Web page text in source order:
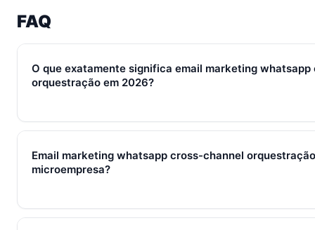
FAQ
O que exatamente significa email marketing
orquestração em 2026?
Em 2026, email marketing whatsapp cross-channel
fechamento e pós-venda em um fluxo único. Em PMEs
WhatsApp + CRM + IA — três pilares que se reforçam.
Email marketing whatsapp cross-channel
microempresa?
Sim — e quanto antes melhor. Implantar email marketing